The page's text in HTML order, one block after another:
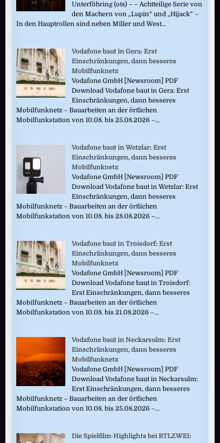
Unterföhring (ots) – – Achtteilige Serie von
den Machern von „Lupin“ und „Hijack“ –
In den Hauptrollen sind neben Miller und West...
Vodafone baut in Gera: Erst
Einschränkungen, dann besseres
Mobilfunknetz
Vodafone GmbH [Newsroom] PDF
Download Vodafone baut in Gera: Erst
Einschränkungen, dann besseres
Mobilfunknetz – Bauarbeiten an der örtlichen
Mobilfunkstation von 10.08. bis 25.08.2026 –...
Vodafone baut in Wetzlar: Erst
Einschränkungen, dann besseres
Mobilfunknetz
Vodafone GmbH [Newsroom] PDF
Download Vodafone baut in Wetzlar: Erst
Einschränkungen, dann besseres
Mobilfunknetz – Bauarbeiten an der örtlichen
Mobilfunkstation von 10.08. bis 28.08.2026 –...
Vodafone baut in Troisdorf: Erst
Einschränkungen, dann besseres
Mobilfunknetz
Vodafone GmbH [Newsroom] PDF
Download Vodafone baut in Troisdorf:
Erst Einschränkungen, dann besseres
Mobilfunknetz – Bauarbeiten an der örtlichen
Mobilfunkstation von 10.08. bis 21.08.2026 –...
Vodafone baut in Neckarsulm: Erst
Einschränkungen, dann besseres
Mobilfunknetz
Vodafone GmbH [Newsroom] PDF
Download Vodafone baut in Neckarsulm:
Erst Einschränkungen, dann besseres
Mobilfunknetz – Bauarbeiten an der örtlichen
Mobilfunkstation von 10.08. bis 25.08.2026 –...
Die Spielfilm-Highlights bei RTLZWEI: